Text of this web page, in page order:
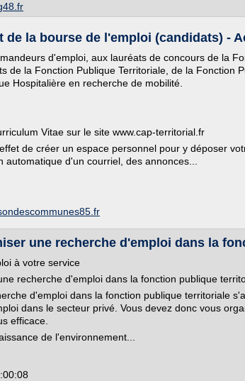
de la bourse de l'emploi (candidats) -
d'emploi, aux lauréats de concours de la
de la Fonction Publique Territoriale, de la Fonction
Hospitalière en recherche de mobilité.
Vitae sur le site www.cap-territorial.fr
de créer un espace personnel pour y déposer
automatique d'un courriel, des annonces...
une recherche d'emploi dans la
à votre service
recherche d'emploi dans la fonction publique
d'emploi dans la fonction publique territoriale
dans le secteur privé. Vous devez donc vous
efficace.
de l'environnement...